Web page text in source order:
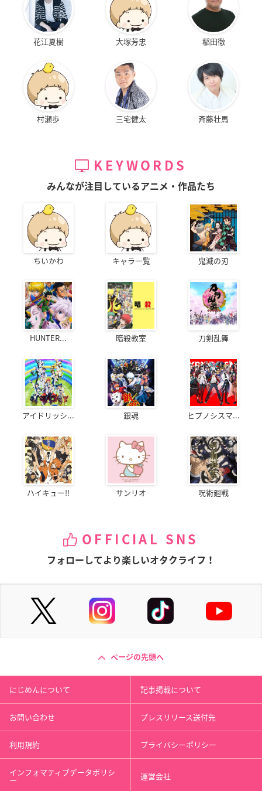
花江夏樹 大塚芳忠 稲田徹
村瀬歩 三宅健太 斉藤壮馬
KEYWORDS
みんなが注目しているアニメ・作品たち
ちいかわ キャラ一覧 鬼滅の刃
HUNTER... 暗殺教室 刀剣乱舞
アイドリッシ... 銀魂 ヒプノシスマ...
ハイキュー!! サンリオ 呪術廻戦
OFFICIAL SNS
フォローしてより楽しいオタクライフ！
ページの先頭へ
にじめんについて 記事掲載について
お問い合わせ プレスリリース送付先
利用規約 プライバシーポリシー
インフォマティブデータポリシ
ー 運営会社